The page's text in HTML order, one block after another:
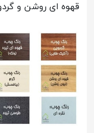
قهوه ای روشن و